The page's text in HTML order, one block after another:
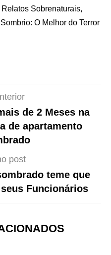
Sobrenaturais,
O Melhor do Terror
de 2 Meses na
de apartamento
post
teme que
Funcionários